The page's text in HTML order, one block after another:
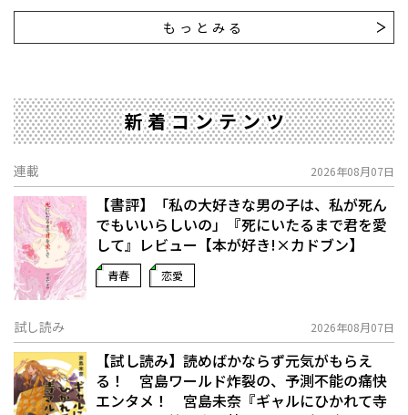
もっとみる
新着コンテンツ
連載 2026年08月07日
【書評】「私の大好きな男の子は、私が死ん
でもいいらしいの」――『死にいたるまで君を愛
して』レビュー【本が好き!×カドブン】
青春 恋愛
試し読み 2026年08月07日
【試し読み】読めばかならず元気がもらえ
る！ 宮島ワールド炸裂の、予測不能の痛快
エンタメ！ 宮島未奈『ギャルにひかれて寺